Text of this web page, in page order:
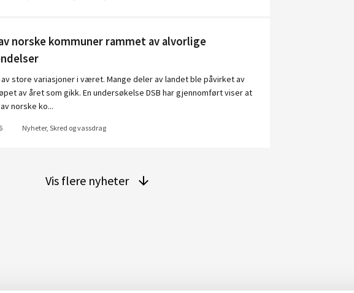
norske kommuner rammet av alvorlige
store variasjoner i været. Mange deler av landet ble påvirket av
av året som gikk. En undersøkelse DSB har gjennomført viser at
norske ko...
Nyheter, Skred og vassdrag
Vis flere nyheter